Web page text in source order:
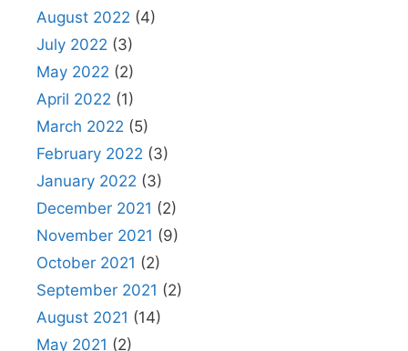
August 2022 (4)
July 2022 (3)
May 2022 (2)
April 2022 (1)
March 2022 (5)
February 2022 (3)
January 2022 (3)
December 2021 (2)
November 2021 (9)
October 2021 (2)
September 2021 (2)
August 2021 (14)
May 2021 (2)